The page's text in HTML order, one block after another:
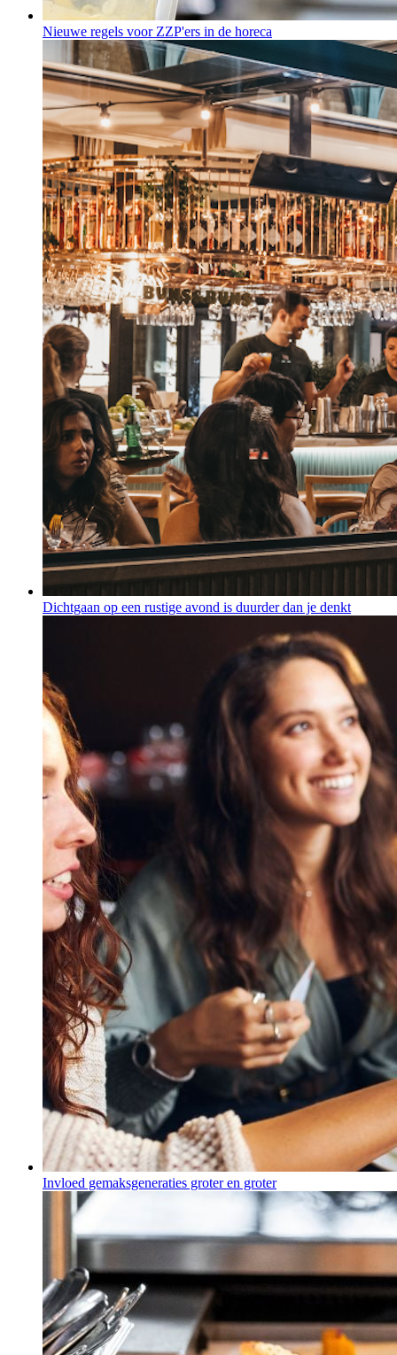
Nieuwe regels voor ZZP'ers in de horeca
Dichtgaan op een rustige avond is duurder dan je denkt
Invloed gemaksgeneraties groter en groter